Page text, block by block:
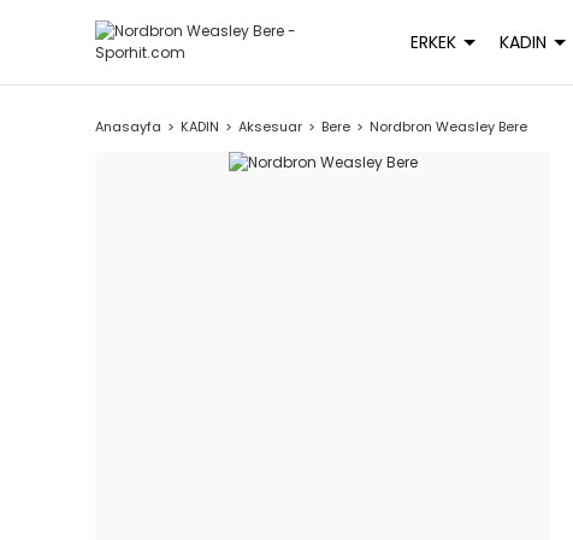
ERKEK KADIN
Anasayfa KADIN Aksesuar Bere Nordbron Weasley Bere